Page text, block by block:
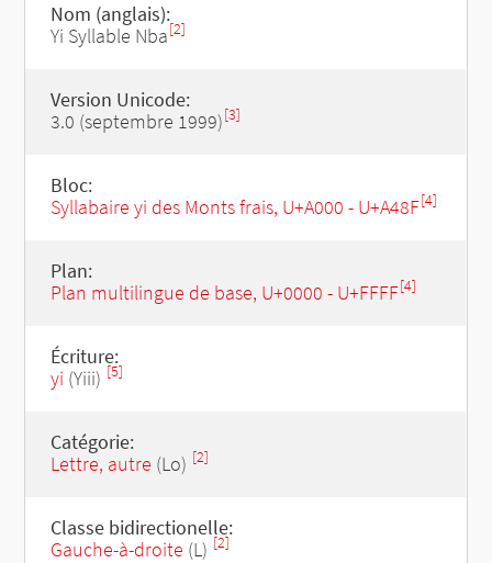
Nom (anglais):
Yi Syllable Nba[2]
Version Unicode:
3.0 (septembre 1999)[3]
Bloc:
Syllabaire yi des Monts frais, U+A000 - U+A48F[4]
Plan:
Plan multilingue de base, U+0000 - U+FFFF[4]
Écriture:
yi (Yiii) [5]
Catégorie:
Lettre, autre (Lo) [2]
Classe bidirectionelle:
Gauche-à-droite (L) [2]